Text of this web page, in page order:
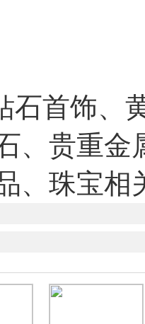
石首饰、
、贵重金
、珠宝相